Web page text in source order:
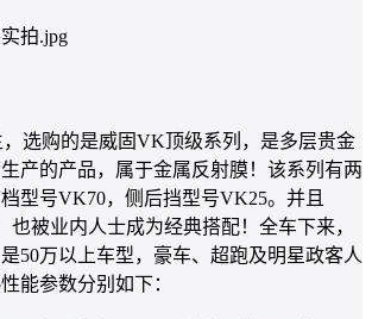
选购的是威固VK顶级系列，是多层贵金
产的产品，属于金属反射膜！该系列有两
型号VK70，侧后挡型号VK25。并且
也被业内人士成为经典搭配！全车下来，
50万以上车型，豪车、超跑及明星政客人
能参数分别如下：